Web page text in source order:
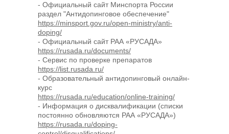
- Официальный сайт Минспорта России
раздел "Антидопинговое обеспечение"
https://minsport.gov.ru/open-ministry/anti-
doping/
- Официальный сайт РАА «РУСАДА»
https://rusada.ru/documents/
- Сервис по проверке препаратов
https://list.rusada.ru/
- Образовательный антидопинговый онлайн-
курс
https://rusada.ru/education/online-training/
- Информация о дисквалификации (списки
постоянно обновляются РАА «РУСАДА»)
https://rusada.ru/doping-